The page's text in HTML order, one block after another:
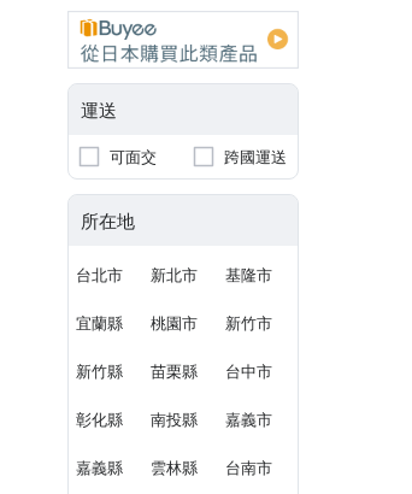
運送
可面交 跨國運送
所在地
台北市 新北市 基隆市
宜蘭縣 桃園市 新竹市
新竹縣 苗栗縣 台中市
彰化縣 南投縣 嘉義市
嘉義縣 雲林縣 台南市